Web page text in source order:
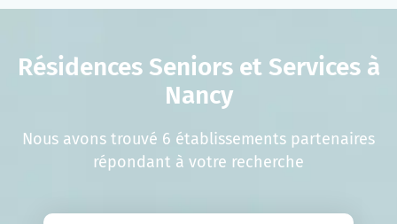
Résidences Seniors et Services à
Nancy
Nous avons trouvé 6 établissements partenaires
répondant à votre recherche